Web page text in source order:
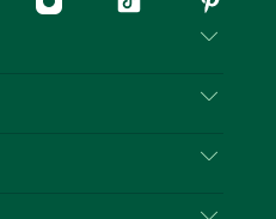
인
틱
핀
터
스